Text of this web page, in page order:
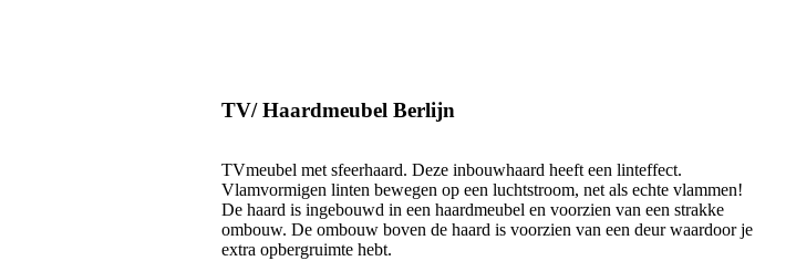
TV/ Haardmeubel Berlijn
TVmeubel met sfeerhaard. Deze inbouwhaard heeft een linteffect.
Vlamvormigen linten bewegen op een luchtstroom, net als echte vlammen!
De haard is ingebouwd in een haardmeubel en voorzien van een strakke
ombouw. De ombouw boven de haard is voorzien van een deur waardoor je
extra opbergruimte hebt.